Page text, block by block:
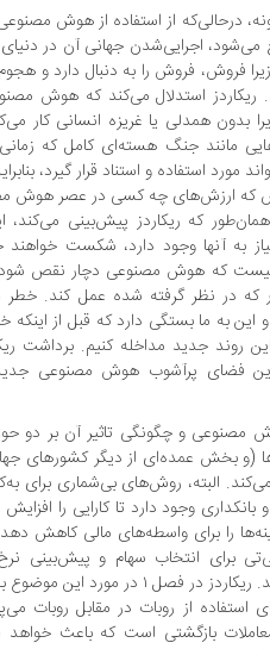
درحالی‌که از استفاده از هوش
می‌شود، اجرایی‌شدن جهانی آن در
فروش، فروش را به دنبال دارد و هجوم
ریکاردز استدلال می‌کند که هوش
بدون همدلی یا غریزه انسانی کار
مانند جنگ هسته‌ای کامل که
مورد استفاده و استناد قرار گیرد،
که ارزش‌های چه کسی در عصر هوش
که ریکاردز پیش‌بینی می‌کند،
به آنها وجود دارد، شکست خواهند
که هوش مصنوعی دچار نقص شود،
در نظر گرفته شده عمل کند. خطر
به ما بستگی دارد که قبل از اینکه
روند جدید مداخله کنیم. برداشت
فضای پرآشوب هوش مصنوعی
و چگونگی تاثیر آن بر دو
(و بخش عمده‌ای از دیگر کشورهای
البته، روش‌های بی‌شماری برای
بانکداری وجود دارد تا کارایی را
را برای واسطه‌های مالی کاهش
انتخاب سهام و پیش‌بینی نرخ
می‌کنند، قبلاً راه‌اندازی شده‌اند. ریکاردز در
از روبات در مقابل روبات
بازگشتی است که باعث خواهد